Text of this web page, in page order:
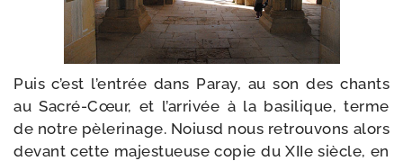
Puis c’est l’entrée dans Paray, au son des chants
au Sacré-​Cœur, et l’arrivée à la basi­lique, terme
de notre pèle­ri­nage. Noiusd nous retrou­vons alors
devant cette majes­tueuse copie du XIIe siècle, en